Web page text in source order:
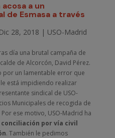
a un
de Esmasa a través
Dic 28, 2018 | USO-Madrid
día una brutal campaña de
de Alcorcón, David Pérez.
por un lamentable error que
está impidiendo realizar
sindical de USO-
Municipales de recogida de
ese motivo, USO-Madrid ha
conciliación por vía civil
. También le pedimos